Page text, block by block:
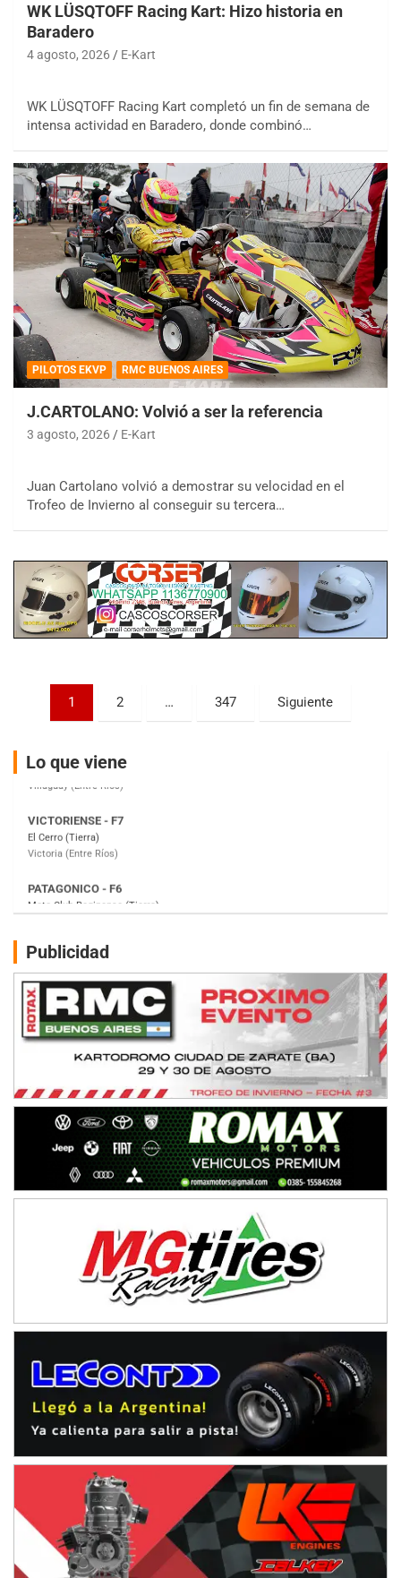
WK LÜSQTOFF Racing Kart: Hizo historia en
Baradero
4 agosto, 2026 E-Kart
WK LÜSQTOFF Racing Kart completó un fin de semana de
intensa actividad en Baradero, donde combinó…
PILOTOS EKVP RMC BUENOS AIRES
J.CARTOLANO: Volvió a ser la referencia
3 agosto, 2026 E-Kart
Juan Cartolano volvió a demostrar su velocidad en el
Trofeo de Invierno al conseguir su tercera…
Paginación
entradas
1 2 … 347 Siguiente
Lo que viene
COBERTURA ESPECIAL DE E-KART.COM.AR
08/09-AGO
IAME SERIES ARGENTINA 6
Baradero (Buenos Aires)
KDO - F6
Ciudad de Trenque Lauquen (Asfalto)
Trenque Lauquen (Buenos Aires)
Villaguay (Entre Ríos)
Victoria (Entre Ríos)
Moto Club Reginense (Tierra)
Gral. E. Godoy (Río Negro)
Juventud Unida (Tierra)
Humboldt (Santa Fe)
Ciudad de Avellaneda (Asfalto)
SUR SANTAFESINO - F4
José Samuel Sánchez (Tierra)
Rufino (Santa Fe)
Juan Navarro (Asfalto)
El Timbó (Tucumán)
COBERTURA ESPECIAL DE E-KART.COM.AR
08/09-AGO
IAME SERIES ARGENTINA 6
Ciudad de Trenque Lauquen (Asfalto)
Trenque Lauquen (Buenos Aires)
ENTRERRIANO - F6 (POSTERGADA)
Villaguay (Entre Ríos)
VICTORIENSE - F7
El Cerro (Tierra)
Victoria (Entre Ríos)
PATAGONICO - F6
Moto Club Reginense (Tierra)
Gral. E. Godoy (Río Negro)
CSK - F7
Juventud Unida (Tierra)
Humboldt (Santa Fe)
Publicidad